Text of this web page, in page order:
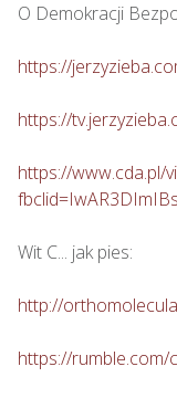
O Demokracji
https://
https://
https://www.cda.pl/
Wit C... jak pies:
http://
https://rumble.com/